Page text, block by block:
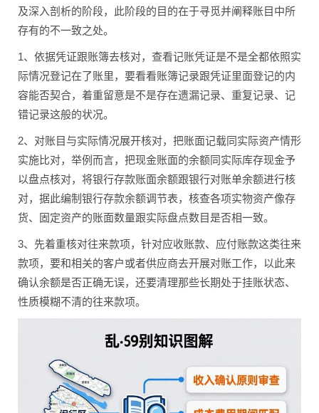
及深入剖析的阶段，此阶段的目的在于寻觅并阐释账目中所
存有的不一致之处。
1、依据凭证跟账簿去核对，查看记账凭证是不是全都依照实
际情况登记在了账里，要看看账簿记录跟凭证里面登记的内
容能否契合，着重留意是不是存在遗漏记录、重复记录、记
错记录这般的状况。
2、对账目与实际情况展开核对，把账面记载同实际资产情形
实施比对，举例而言，把现金账面的余额同实际库存现金予
以盘点核对，将银行存款账面余额跟银行对账单余额进行核
对，据此编制银行存款余额调节表，核查各项实物资产像存
货、固定资产的账面数量跟实际盘点数目是否相一致。
3、先着重核对往来款项，针对应收账款、应付账款这类往来
款项，要和相关的客户或者供应商去开展对账工作，以此来
确认余额是否正确无误，还要清理那些长期处于挂账状态、
性质模糊不清的往来款项。